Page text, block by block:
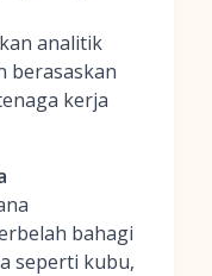
analitik
berasaskan
kerja
bahagi
seperti kubu,